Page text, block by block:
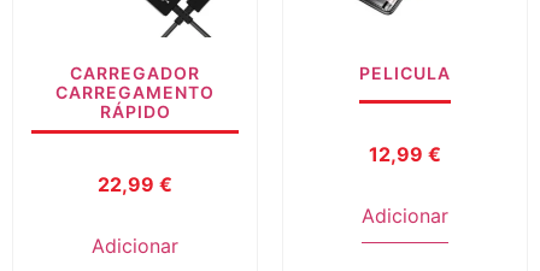
CARREGADOR
CARREGAMENTO
RÁPIDO
22,99 €
Adicionar
PELICULA
12,99 €
Adicionar